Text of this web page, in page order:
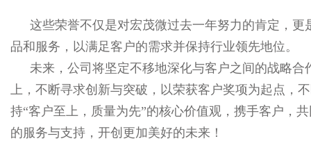
这些荣誉不仅是对宏茂微过去一年努力的肯定，
品和服务，以满足客户的需求并保持行业领先地位。
未来，公司将坚定不移地深化与客户之间的战略
上，不断寻求创新与突破，以荣获客户奖项为起点，
持“客户至上，质量为先”的核心价值观，携手客户，
的服务与支持，开创更加美好的未来！